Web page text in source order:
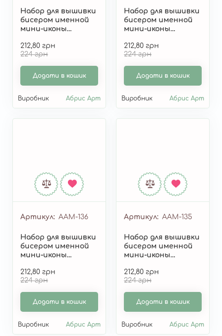
Набор для вышивки
бисером именной
мини-иконы
Ростислав» AAM-138
212,80 грн
224 грн
Додати в кошик
Виробник Абрис Арт
Набор для вышивки
бисером именной
мини-иконы
AAM-137
212,80 грн
224 грн
Додати в кошик
Виробник Абрис Арт
Артикул AAM-136
Набор для вышивки
бисером именной
мини-иконы
(Назар)» AAM-136
212,80 грн
224 грн
Додати в кошик
Виробник Абрис Арт
Артикул AAM-135
Набор для вышивки
бисером именной
мини-иконы
Святослав» AAM-135
212,80 грн
224 грн
Додати в кошик
Виробник Абрис Арт